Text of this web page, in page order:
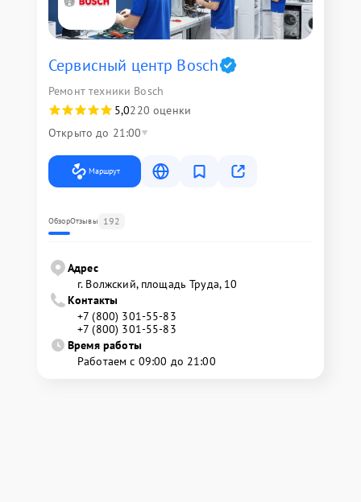
Сервисный центр Bosch
Ремонт техники Bosch
5,0220 оценки
Открыто до 21:00
Маршрут
ОбзорОтзывы 192
Адрес
г. Волжский, площадь Труда, 10
Контакты
+7 (800) 301-55-83
+7 (800) 301-55-83
Время работы
Работаем с 09:00 до 21:00